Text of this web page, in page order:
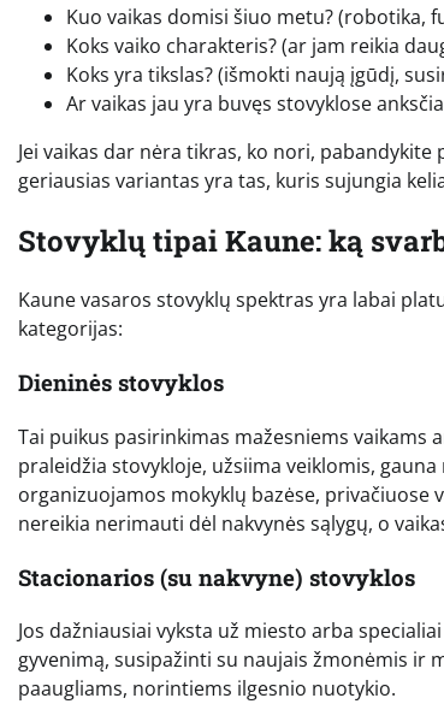
Kuo vaikas domisi šiuo metu? (robotika,
Koks vaiko charakteris? (ar jam reikia
Koks yra tikslas? (išmokti naują įgūdį,
Ar vaikas jau yra buvęs stovyklose
Jei vaikas dar nėra tikras, ko nori,
geriausias variantas yra tas, kuris sujungia
Stovyklų tipai Kaune: ką
Kaune vasaros stovyklų spektras yra labai
kategorijas:
Dieninės stovyklos
Tai puikus pasirinkimas mažesniems vaikams
praleidžia stovykloje, užsiima veiklomis,
organizuojamos mokyklų bazėse, privačiuose
nereikia nerimauti dėl nakvynės sąlygų, o
Stacionarios (su nakvyne) stovyklos
Jos dažniausiai vyksta už miesto arba
gyvenimą, susipažinti su naujais žmonėmis ir
paaugliams, norintiems ilgesnio nuotykio.